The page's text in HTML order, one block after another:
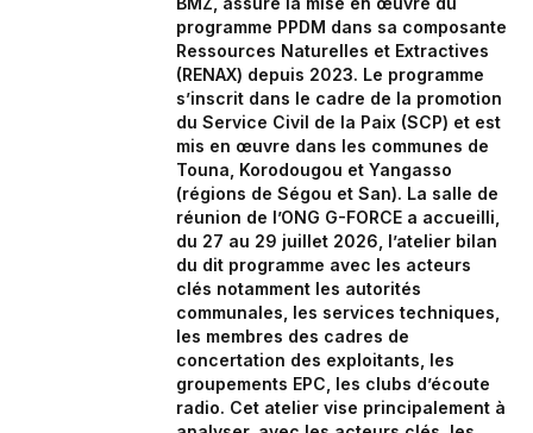
programme PPDM dans sa composante
Ressources Naturelles et Extractives
(RENAX) depuis 2023. Le programme
s’inscrit dans le cadre de la promotion
du Service Civil de la Paix (SCP) et est
mis en œuvre dans les communes de
Touna, Korodougou et Yangasso
(régions de Ségou et San). La salle de
réunion de l’ONG G-FORCE a accueilli,
du 27 au 29 juillet 2026, l’atelier bilan
du dit programme avec les acteurs
clés notamment les autorités
communales, les services techniques,
les membres des cadres de
concertation des exploitants, les
groupements EPC, les clubs d’écoute
radio. Cet atelier vise principalement à